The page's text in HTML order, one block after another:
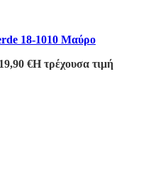
18-1010 Μαύρο
19,90 €Η τρέχουσα τιμή